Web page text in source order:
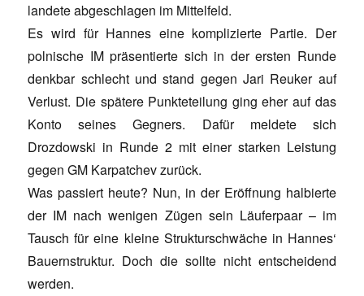
landete abgeschlagen im Mittelfeld.
Es wird für Hannes eine komplizierte Partie. Der
polnische IM präsentierte sich in der ersten Runde
denkbar schlecht und stand gegen Jari Reuker auf
Verlust. Die spätere Punkteteilung ging eher auf das
Konto seines Gegners. Dafür meldete sich
Drozdowski in Runde 2 mit einer starken Leistung
gegen GM Karpatchev zurück.
Was passiert heute? Nun, in der Eröffnung halbierte
der IM nach wenigen Zügen sein Läuferpaar – im
Tausch für eine kleine Strukturschwäche in Hannes‘
Bauernstruktur. Doch die sollte nicht entscheidend
werden.